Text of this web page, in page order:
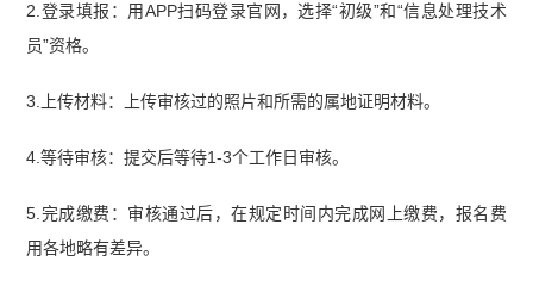
2.登录填报：用APP扫码登录官网，选择“初级”和“信息处理技术
员”资格。
3.上传材料：上传审核过的照片和所需的属地证明材料。
4.等待审核：提交后等待1-3个工作日审核。
5.完成缴费：审核通过后，在规定时间内完成网上缴费，报名费
用各地略有差异。